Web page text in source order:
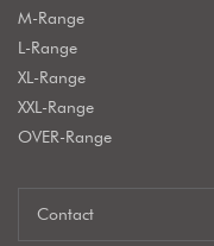
M-Range
L-Range
XL-Range
XXL-Range
OVER-Range
Contact